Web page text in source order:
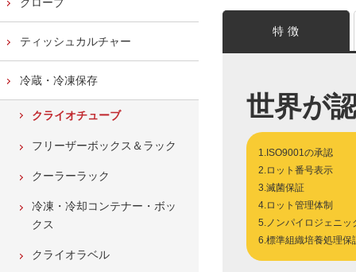
特 徴
世界が
1.ISO9001の承認
2.ロット番号表示
3.滅菌保証
4.ロット管理体制
5.ノンパイロジェニッ
6.標準組織培養処理保
ティッシュカルチャー
冷蔵・冷凍保存
クライオチューブ
フリーザーボックス＆ラック
クーラーラック
冷凍・冷却コンテナー・ボッ
クス
クライオラベル